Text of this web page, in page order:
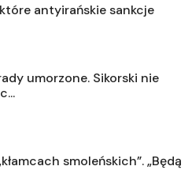
antyirańskie sankcje
umorzone. Sikorski nie
smoleńskich”. „Będą